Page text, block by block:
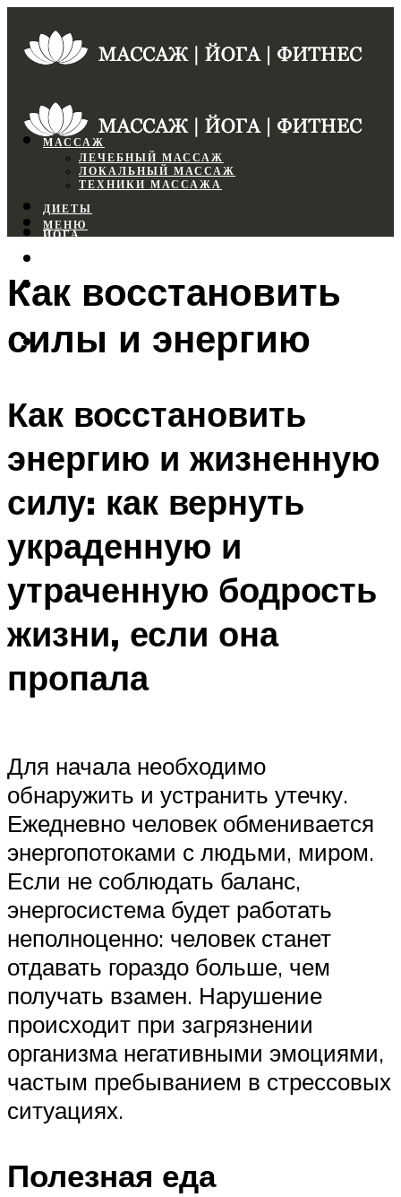
МАССАЖ
ЛЕЧЕБНЫЙ МАССАЖ
ЛОКАЛЬНЫЙ МАССАЖ
ТЕХНИКИ МАССАЖА
ДИЕТЫ
ЙОГА
ФИТНЕС
МЕНЮ
МЕНЮ
Как восстановить
силы и энергию
Как восстановить
энергию и жизненную
силу: как вернуть
украденную и
утраченную бодрость
жизни, если она
пропала
Для начала необходимо
обнаружить и устранить утечку.
Ежедневно человек обменивается
энергопотоками с людьми, миром.
Если не соблюдать баланс,
энергосистема будет работать
неполноценно: человек станет
отдавать гораздо больше, чем
получать взамен. Нарушение
происходит при загрязнении
организма негативными эмоциями,
частым пребыванием в стрессовых
ситуациях.
Полезная еда